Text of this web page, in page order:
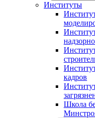
Институты
кадров
Школа